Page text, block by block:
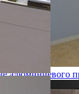
алюминиевого